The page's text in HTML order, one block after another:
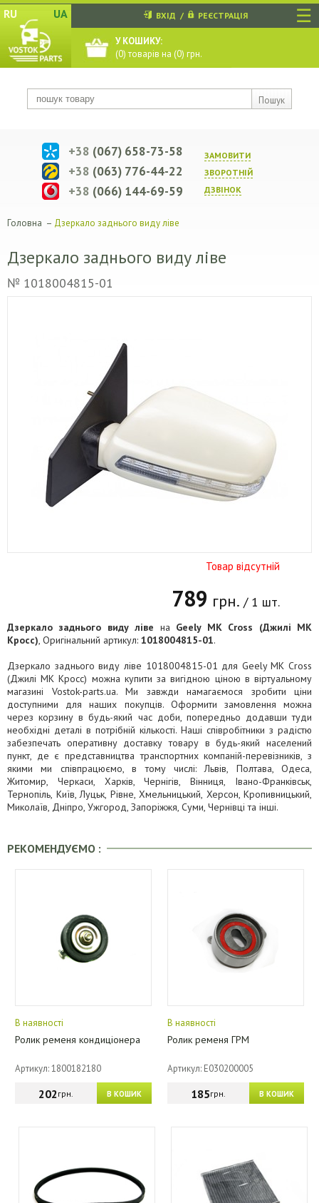
☰
RU UA
Пошук
ВХІД / РЕЄСТРАЦІЯ
У КОШИКУ:
(0) товарів на (0) грн.
ЗАМОВИТИ
ЗВОРОТНIЙ
ДЗВIНОК
+38 (067) 658-73-58
+38 (063) 776-44-22
+38 (066) 144-69-59
Головна – Дзеркало заднього виду ліве
Дзеркало заднього виду ліве
№ 1018004815-01
Товар відсутній
789 грн. / 1 шт.
Дзеркало заднього виду ліве на Geely MK Cross (Джилі МК
Кросс), Оригінальний артикул: 1018004815-01.
Дзеркало заднього виду ліве 1018004815-01 для Geely MK Cross
(Джилі МК Кросс) можна купити за вигідною ціною в віртуальному
магазині Vostok-parts.ua. Ми завжди намагаємося зробити ціни
доступними для наших покупців. Оформити замовлення можна
через корзину в будь-який час доби, попередньо додавши туди
необхідні деталі в потрібній кількості. Наші співробітники з радістю
забезпечать оперативну доставку товару в будь-який населений
пункт, де є представництва транспортних компаній-перевізників, з
якими ми співпрацюємо, в тому числі: Львів, Полтава, Одеса,
Житомир, Черкаси, Харків, Чернігів, Вінниця, Івано-Франківськ,
Тернопіль, Київ, Луцьк, Рівне, Хмельницький, Херсон, Кропивницький,
Миколаїв, Дніпро, Ужгород, Запоріжжя, Суми, Чернівці та інші.
РЕКОМЕНДУЄМО :
В наявності
Ролик ременя кондиціонера
Артикул: 1800182180
В КОШИК
202грн.
В наявності
Ролик ременя ГРМ
Артикул: E030200005
В КОШИК
185грн.